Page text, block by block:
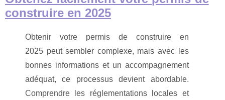
construire en 2025
Obtenir votre permis de construire en
2025 peut sembler complexe, mais avec les
bonnes informations et un accompagnement
adéquat, ce processus devient abordable.
Comprendre les réglementations locales et